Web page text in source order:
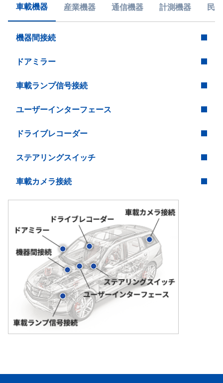
車載機器 産業機器 通信機器 計測機器 民
機器間接続
ドアミラー
車載ランプ信号接続
ユーザーインターフェース
ドライブレコーダー
ステアリングスイッチ
車載カメラ接続